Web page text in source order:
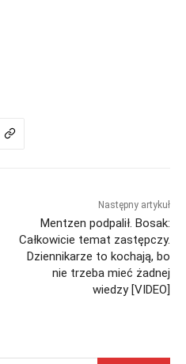
Następny artykuł
Mentzen podpalił. Bosak:
Całkowicie temat zastępczy.
Dziennikarze to kochają, bo
nie trzeba mieć żadnej
wiedzy [VIDEO]